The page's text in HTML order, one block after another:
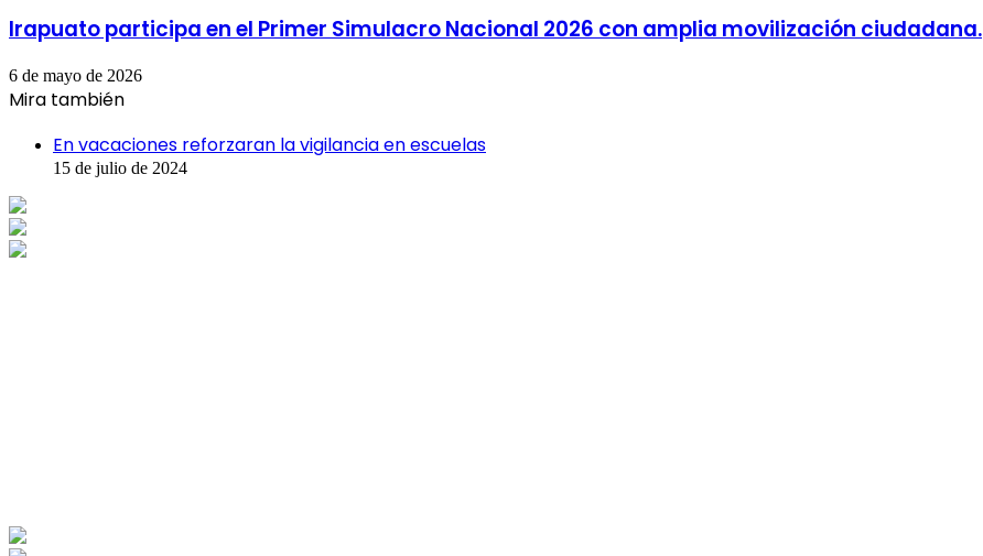
Irapuato participa en el Primer Simulacro Nacional 2026 con amplia movilización ciudadana.
6 de mayo de 2026
Mira también
En vacaciones reforzaran la vigilancia en escuelas
15 de julio de 2024